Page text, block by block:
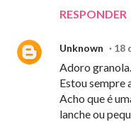
RESPONDER
Unknown 18
Adoro granola.
Estou sempre
Acho que é
lanche ou